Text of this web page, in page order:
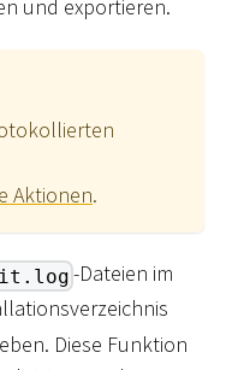
und exportieren.
Aktionen.
-Dateien im
Diese Funktion